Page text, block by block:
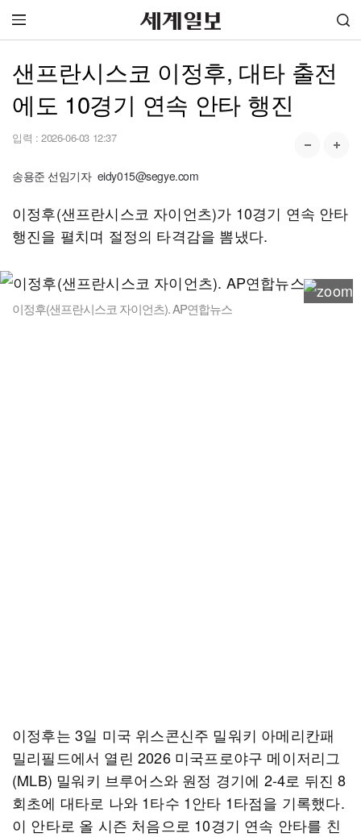
샌프란시스코 이정후, 대타 출전
에도 10경기 연속 안타 행진
입력 : 2026-06-03 12:37
송용준 선임기자 eidy015@segye.com
이정후(샌프란시스코 자이언츠)가 10경기 연속 안타
행진을 펼치며 절정의 타격감을 뽐냈다.
이정후(샌프란시스코 자이언츠). AP연합뉴스
이정후는 3일 미국 위스콘신주 밀워키 아메리칸패
밀리필드에서 열린 2026 미국프로야구 메이저리그
(MLB) 밀워키 브루어스와 원정 경기에 2-4로 뒤진 8
회초에 대타로 나와 1타수 1안타 1타점을 기록했다.
이 안타로 올 시즌 처음으로 10경기 연속 안타를 친